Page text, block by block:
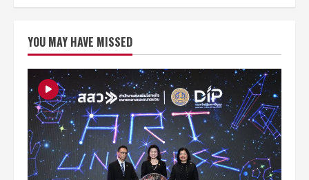
งาน
BJC
Aesthetic
Awards
2025
งาน
ประกาศ
รางวัล
ความ
งาม
แห่ง
ปี
พร้อม
ตอกย้ำ
ความ
YOU MAY HAVE MISSED